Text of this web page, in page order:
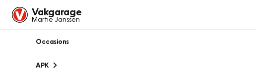
Vakgarage
Martie Janssen
Occasions
APK